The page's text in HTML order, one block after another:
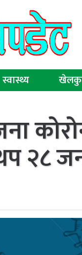
स्वास्थ्य
२८